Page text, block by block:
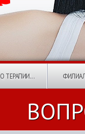
О ТЕРАПИИ...